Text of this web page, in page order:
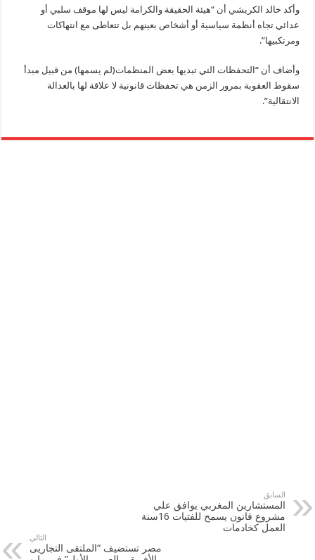
وأكد خالد الكريشي أن “هيئة الحقيقة والكرامة ليس لها موقف سلبي أو
عدائي تجاه أنظمة سياسية أو أشخاص بعينهم بل تتعاطى مع انتهاكات
ومرتكبيها”.
وأضاف أن “التحفظات التي تبديها بعض المنظمات(لم يسمها) من قبيل مبدأ
سقوط العقوبة بمرور الزمن هي تحفظات قانونية لا علاقة لها بالعدالة
الانتقالية”.
السابق
المستشارين المغربي يوافق علي
مشروع قانون يسمح للفتيات 16سنة
العمل كخادمات
التالي
مصر تستضيف “الملتقى التجاريى